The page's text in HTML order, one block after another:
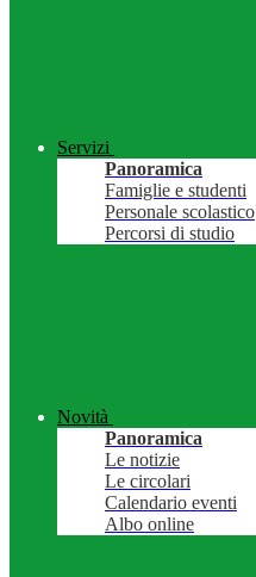
Servizi
Panoramica
Famiglie e studenti
Personale scolastico
Percorsi di studio
Novità
Panoramica
Le notizie
Le circolari
Calendario eventi
Albo online